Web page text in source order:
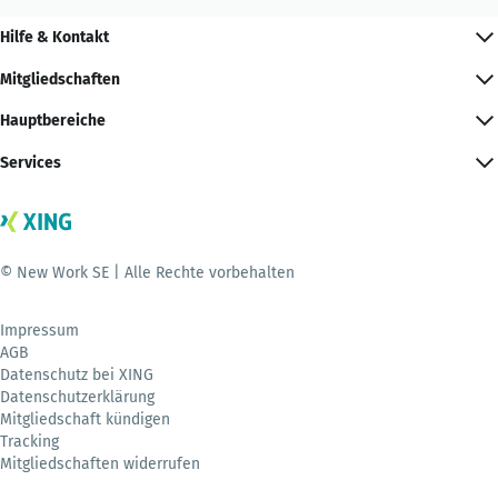
Hilfe & Kontakt
Mitgliedschaften
Hauptbereiche
Services
© New Work SE | Alle Rechte vorbehalten
Impressum
AGB
Datenschutz bei XING
Datenschutzerklärung
Mitgliedschaft kündigen
Tracking
Mitgliedschaften widerrufen